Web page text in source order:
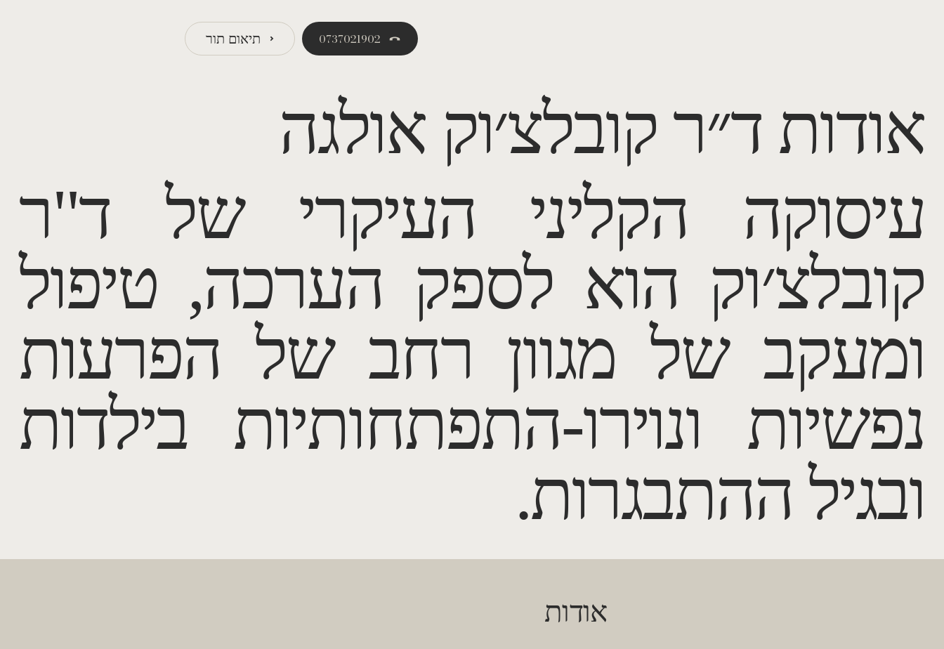
תיאום תור 0737021902
אודות ד״ר קובלצ׳וק אולגה
עיסוקה הקליני העיקרי של ד"ר
קובלצ׳וק הוא לספק הערכה, טיפול
ומעקב של מגוון רחב של הפרעות
נפשיות ונוירו-התפתחותיות בילדות
ובגיל ההתבגרות.
אודות